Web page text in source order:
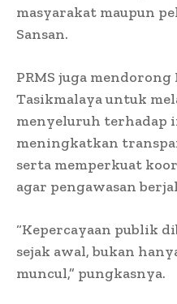
masyarakat maupun
Sansan.
PRMS juga
Tasikmalaya untuk
menyeluruh terhadap
meningkatkan
serta memperkuat
agar pengawasan
“Kepercayaan publik
sejak awal, bukan
muncul,” pungkasnya.